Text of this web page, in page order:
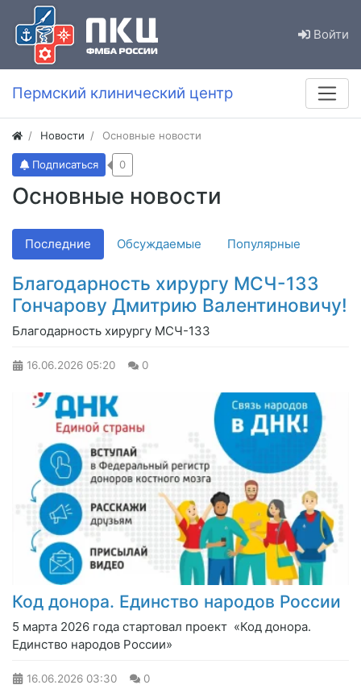
Войти
Пермский клинический центр
Новости Основные новости
Основные новости
Подписаться 0
Последние Обсуждаемые Популярные
Благодарность хирургу МСЧ-133
Гончарову Дмитрию Валентиновичу!
Благодарность хирургу МСЧ-133
16.06.2026 05:20 0
Код донора. Единство народов России
5 марта 2026 года стартовал проект «Код донора.
Единство народов России»
16.06.2026 03:30 0